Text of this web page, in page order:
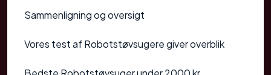
Sammenligning og oversigt
Vores test af Robotstøvsugere giver overblik